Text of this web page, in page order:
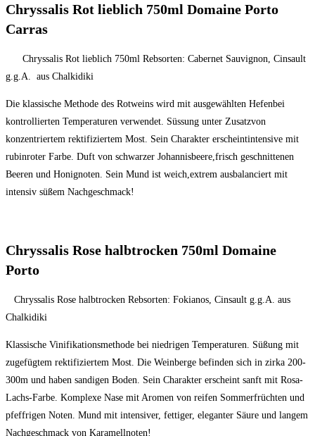
Chryssalis Rot lieblich 750ml Domaine Porto
Carras
Chryssalis Rot lieblich 750ml Rebsorten: Cabernet Sauvignon, Cinsault
g.g.A. aus Chalkidiki
Die klassische Methode des Rotweins wird mit ausgewählten Hefenbei
kontrollierten Temperaturen verwendet. Süssung unter Zusatzvon
konzentriertem rektifiziertem Most. Sein Charakter erscheintintensive mit
rubinroter Farbe. Duft von schwarzer Johannisbeere,frisch geschnittenen
Beeren und Honignoten. Sein Mund ist weich,extrem ausbalanciert mit
intensiv süßem Nachgeschmack!
Chryssalis Rose halbtrocken 750ml Domaine
Porto
Chryssalis Rose halbtrocken Rebsorten: Fokianos, Cinsault g.g.A. aus
Chalkidiki
Klassische Vinifikationsmethode bei niedrigen Temperaturen. Süßung mit
zugefügtem rektifiziertem Most. Die Weinberge befinden sich in zirka 200-
300m und haben sandigen Boden. Sein Charakter erscheint sanft mit Rosa-
Lachs-Farbe. Komplexe Nase mit Aromen von reifen Sommerfrüchten und
pfeffrigen Noten. Mund mit intensiver, fettiger, eleganter Säure und langem
Nachgeschmack von Karamellnoten!